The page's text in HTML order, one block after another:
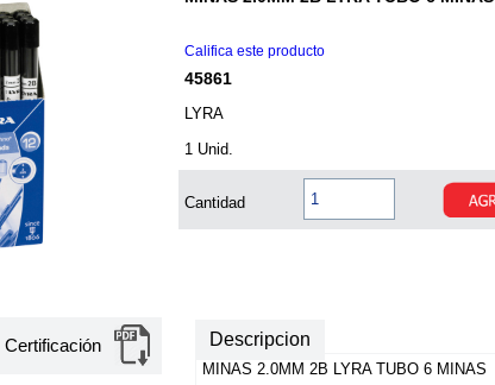
Califica este producto
45861
LYRA
1 Unid.
Cantidad
Certificación Descripcion
MINAS 2.0MM 2B LYRA TUBO 6 MINAS